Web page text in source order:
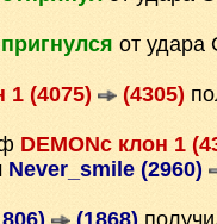
пригнулся от удара
1 (4075) (4305)
DEMONc клон 1
Never_smile (2960)
(1868)